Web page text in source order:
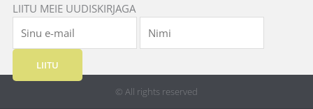
LIITU MEIE UUDISKIRJAGA
LIITU
© All rights reserved